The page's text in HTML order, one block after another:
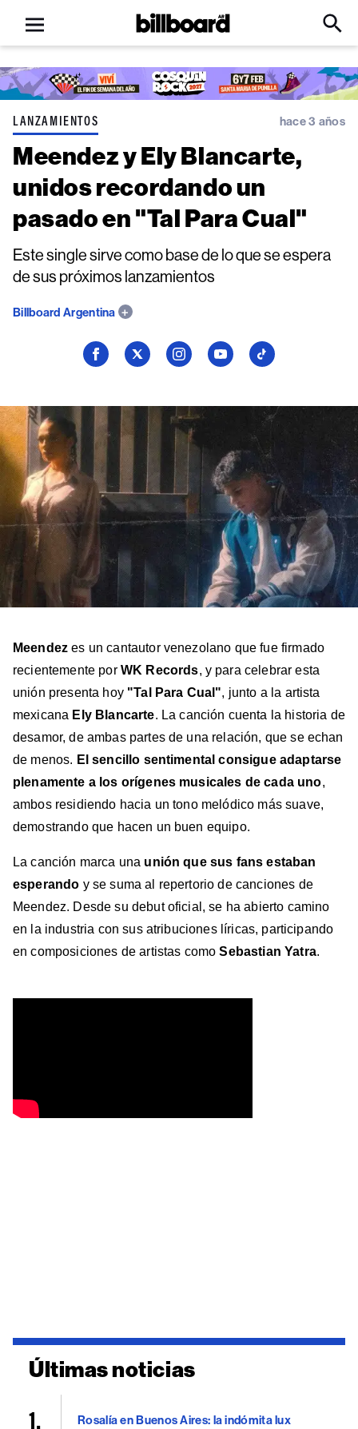
Open
menu
Billboard
Click
Input
LANZAMIENTOS hace 3 años
Meendez y Ely Blancarte,
unidos recordando un
pasado en "Tal Para Cual"
Este single sirve como base de lo que se espera
de sus próximos lanzamientos
Billboard Argentina
Seguí
en
Facebook
Seguí
en
Seguí
en
Instagram
Seguí
en
YouTube
Seguí
en
TikTok
Meendez es un cantautor venezolano que fue firmado
recientemente por WK Records, y para celebrar esta
unión presenta hoy "Tal Para Cual", junto a la artista
mexicana Ely Blancarte. La canción cuenta la historia de
desamor, de ambas partes de una relación, que se echan
de menos. El sencillo sentimental consigue adaptarse
plenamente a los orígenes musicales de cada uno,
ambos residiendo hacia un tono melódico más suave,
demostrando que hacen un buen equipo.
La canción marca una unión que sus fans estaban
esperando y se suma al repertorio de canciones de
Meendez. Desde su debut oficial, se ha abierto camino
en la industria con sus atribuciones líricas, participando
en composiciones de artistas como Sebastian Yatra.
Últimas noticias
Rosalía en Buenos Aires: la indómita lux